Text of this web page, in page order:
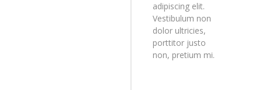
adipiscing elit.
Vestibulum non
dolor ultricies,
porttitor justo
non, pretium mi.